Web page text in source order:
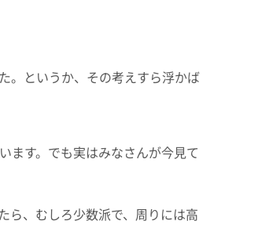
。というか、その考えすら浮かば
ます。でも実はみなさんが今見て
ら、むしろ少数派で、周りには高